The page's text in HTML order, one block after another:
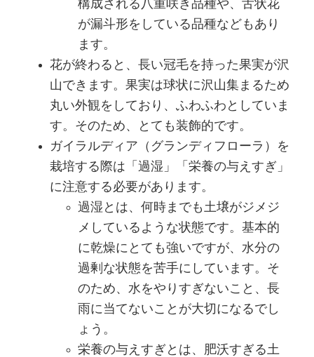
構成される八重咲き品種や、舌状花
が漏斗形をしている品種などもあり
ます。
花が終わると、長い冠毛を持った果実が沢
山できます。果実は球状に沢山集まるため
丸い外観をしており、ふわふわとしていま
す。そのため、とても装飾的です。
ガイラルディア（グランディフローラ）を
栽培する際は「過湿」「栄養の与えすぎ」
に注意する必要があります。
過湿とは、何時までも土壌がジメジ
メしているような状態です。基本的
に乾燥にとても強いですが、水分の
過剰な状態を苦手にしています。そ
のため、水をやりすぎないこと、長
雨に当てないことが大切になるでし
ょう。
栄養の与えすぎとは、肥沃すぎる土